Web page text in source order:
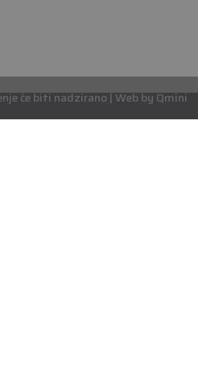
će biti nadzirano | Web by Qmini